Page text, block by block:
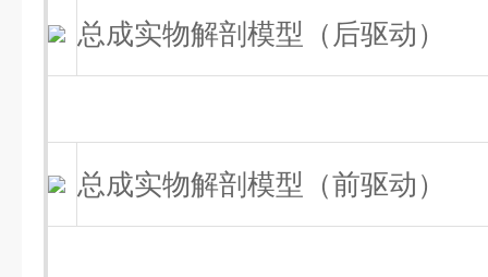
总成实物解剖模型（后驱动）
总成实物解剖模型（前驱动）